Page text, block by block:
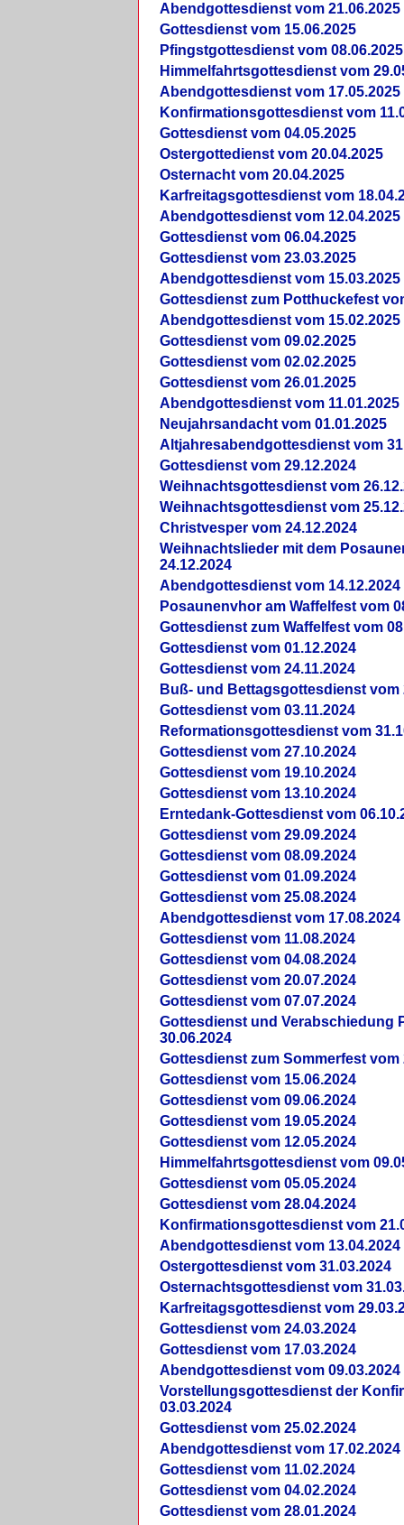
Abendgottesdienst vom 21.06.2025
Gottesdienst vom 15.06.2025
Pfingstgottesdienst vom 08.06.2025
Himmelfahrtsgottesdienst vom
Abendgottesdienst vom 17.05.2025
Konfirmationsgottesdienst vom
Gottesdienst vom 04.05.2025
Ostergottedienst vom 20.04.2025
Osternacht vom 20.04.2025
Karfreitagsgottesdienst vom
Abendgottesdienst vom 12.04.2025
Gottesdienst vom 06.04.2025
Gottesdienst vom 23.03.2025
Abendgottesdienst vom 15.03.2025
Gottesdienst zum Potthuckefest
Abendgottesdienst vom 15.02.2025
Gottesdienst vom 09.02.2025
Gottesdienst vom 02.02.2025
Gottesdienst vom 26.01.2025
Abendgottesdienst vom 11.01.2025
Neujahrsandacht vom 01.01.2025
Altjahresabendgottesdienst vom
Gottesdienst vom 29.12.2024
Weihnachtsgottesdienst vom
Weihnachtsgottesdienst vom
Christvesper vom 24.12.2024
Weihnachtslieder mit dem
24.12.2024
Abendgottesdienst vom 14.12.2024
Posaunenvhor am Waffelfest vom
Gottesdienst zum Waffelfest vom
Gottesdienst vom 01.12.2024
Gottesdienst vom 24.11.2024
Buß- und Bettagsgottesdienst vom
Gottesdienst vom 03.11.2024
Reformationsgottesdienst vom
Gottesdienst vom 27.10.2024
Gottesdienst vom 19.10.2024
Gottesdienst vom 13.10.2024
Erntedank-Gottesdienst vom
Gottesdienst vom 29.09.2024
Gottesdienst vom 08.09.2024
Gottesdienst vom 01.09.2024
Gottesdienst vom 25.08.2024
Abendgottesdienst vom 17.08.2024
Gottesdienst vom 11.08.2024
Gottesdienst vom 04.08.2024
Gottesdienst vom 20.07.2024
Gottesdienst vom 07.07.2024
Gottesdienst und Verabschiedung
30.06.2024
Gottesdienst zum Sommerfest vom
Gottesdienst vom 15.06.2024
Gottesdienst vom 09.06.2024
Gottesdienst vom 19.05.2024
Gottesdienst vom 12.05.2024
Himmelfahrtsgottesdienst vom
Gottesdienst vom 05.05.2024
Gottesdienst vom 28.04.2024
Konfirmationsgottesdienst vom
Abendgottesdienst vom 13.04.2024
Ostergottesdienst vom 31.03.2024
Osternachtsgottesdienst vom
Karfreitagsgottesdienst vom
Gottesdienst vom 24.03.2024
Gottesdienst vom 17.03.2024
Abendgottesdienst vom 09.03.2024
Vorstellungsgottesdienst der
03.03.2024
Gottesdienst vom 25.02.2024
Abendgottesdienst vom 17.02.2024
Gottesdienst vom 11.02.2024
Gottesdienst vom 04.02.2024
Gottesdienst vom 28.01.2024